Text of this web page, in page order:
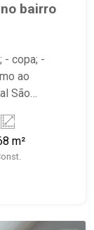
bairro
- copa; -
ao
São
m²